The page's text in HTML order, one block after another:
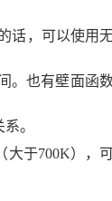
话，可以使用
。也有壁面函
。
大于700K），